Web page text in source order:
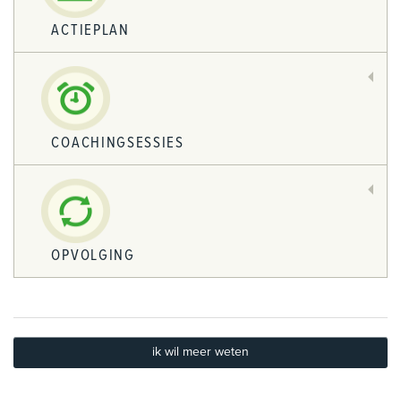
ACTIEPLAN
COACHINGSESSIES
OPVOLGING
ik wil meer weten